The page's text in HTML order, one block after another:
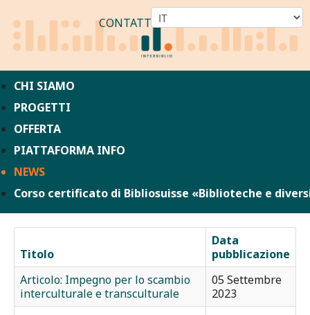
CONTATTO
CHI SIAMO
PROGETTI
OFFERTA
PIATTAFORMA INFO
NEWS
Corso certificato di Bibliosuisse «Biblioteche e
Titolo
Data
pubblicazione
Articolo: Impegno per lo scambio
interculturale e transculturale
05 Settembre
2023